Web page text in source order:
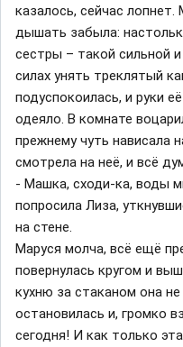
казалось, сейчас
дышать забыла:
сестры – такой сильной
силах унять треклятый
подуспокоилась, и руки
одеяло. В комнате
прежнему чуть нависала
смотрела на неё, и всё
- Машка, сходи-ка, воды
попросила Лиза,
на стене.
Маруся молча, всё ещё
повернулась кругом и
кухню за стаканом она
остановилась и, громко
сегодня! И как только